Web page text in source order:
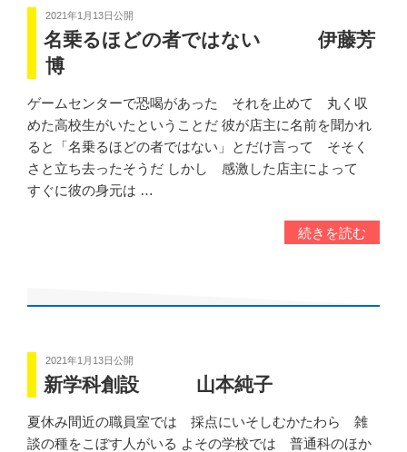
2021年1月13日公開
名乗るほどの者ではない 伊藤芳
博
ゲームセンターで恐喝があった それを止めて 丸く収
めた高校生がいたということだ 彼が店主に名前を聞かれ
ると「名乗るほどの者ではない」とだけ言って そそく
さと立ち去ったそうだ しかし 感激した店主によって
すぐに彼の身元は …
続きを読む
2021年1月13日公開
新学科創設 山本純子
夏休み間近の職員室では 採点にいそしむかたわら 雑
談の種をこぼす人がいる よその学校では 普通科のほか